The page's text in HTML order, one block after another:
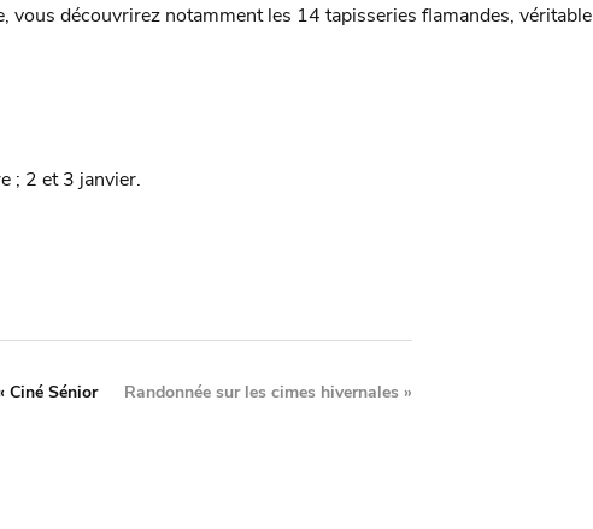
vous découvrirez notamment les 14 tapisseries flamandes, véritable
; 2 et 3 janvier.
Ciné Sénior Randonnée sur les cimes hivernales »